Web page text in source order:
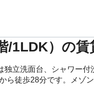
1LDK）の賃
立洗面台、シャワー
徒歩28分です。メゾ